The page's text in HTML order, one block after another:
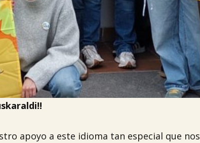
apoyo a este idioma tan especial que nos